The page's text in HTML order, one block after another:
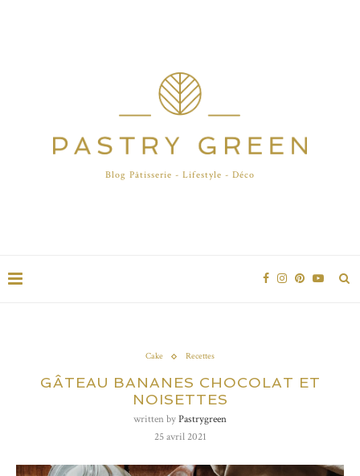
Blog Pâtisserie - Lifestyle - Déco
Cake Recettes
GÂTEAU BANANES CHOCOLAT ET
NOISETTES
written byPastrygreen
25 avril 2021